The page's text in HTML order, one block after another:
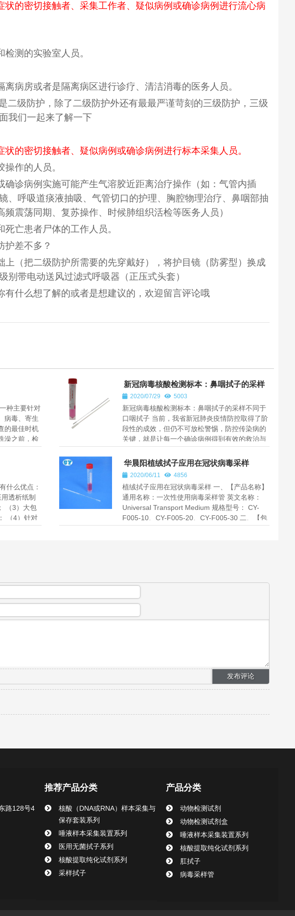
状的密切接触者、采集工作者、疑似病例或确诊病例进行流心病
测的实验室人员。
病房或者是隔离病区进行诊疗、清洁消毒的医务人员。
二级防护，除了二级防护外还有最最严谨苛刻的三级防护，三级
我们一起来了解一下
的密切接触者、疑似病例或确诊病例进行标本采集人员。
作的人员。
诊病例实施可能产生气溶胶近距离治疗操作（如：气管内插
、呼吸道痰液抽吸、气管切口的护理、胸腔物理治疗、鼻咽部抽
震荡同期、复苏操作、时候肺组织活检等医务人员）
亡患者尸体的工作人员。
护差不多？
（把二级防护所需要的先穿戴好），将护目镜（防雾型）换成
别带电动送风过滤式呼吸器（正压式头套）
什么想了解的或者是想建议的，欢迎留言评论哦
种主要针对
病毒、寄生
的最佳时机
澡之前，检
新冠病毒核酸检测标本：鼻咽拭子的采样
不同于口咽拭子
2020/07/29 5003
新冠病毒核酸检测标本：鼻咽拭子的采样不同于
口咽拭子 当前，我省新冠肺炎疫情防控取得了阶
段性的成效，但仍不可放松警惕，防控传染病的
关键，就是让每一个确诊病例得到有效的救治与
隔离，让每一个疑似病例能尽快...
什么优点：
透析纸制
（3）大包
（4）针对
华晨阳植绒拭子应用在冠状病毒采样
2020/06/11 4856
植绒拭子应用在冠状病毒采样 一、【产品名称】
通用名称：一次性使用病毒采样管 英文名称：
Universal Transport Medium 规格型号： CY-
F005-10、CY-F005-20、CY-F005-30 二、【包
装规格】20人...
路128号4
推荐产品分类
核酸（DNA或RNA）样本采集与
保存套装系列
唾液样本采集装置系列
医用无菌拭子系列
核酸提取纯化试剂系列
采样拭子
产品分类
动物检测试剂
动物检测试剂盒
唾液样本采集装置系列
核酸提取纯化试剂系列
肛拭子
病毒采样管